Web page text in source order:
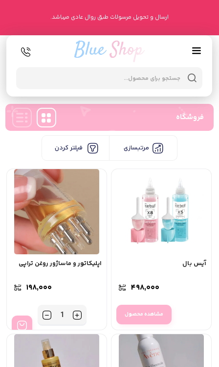
ارسال و تحویل مرسولات طبق روال عادی میباشد.
فروشگاه
مرتبسازی فیلتر کردن
آیس بال
۴۹۸,۰۰۰
مشاهده محصول
اپلیکاتور و ماساژور روغن تراپی
۱۹۸,۰۰۰
تعداد